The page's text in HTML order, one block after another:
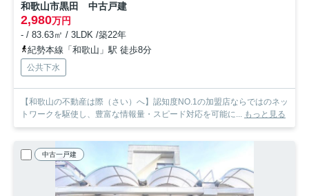
和歌山市黒田 中古戸建
2,980万円
- / 83.63㎡ / 3LDK /築22年
紀勢本線「和歌山」駅 徒歩8分
公共下水
【和歌山の不動産は際（さい）へ】認知度NO.1の加盟店ならではのネッ
トワークを駆使し、豊富な情報量・スピード対応を可能に... もっと見る
中古一戸建